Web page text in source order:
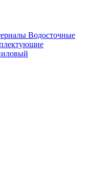
Водосточные